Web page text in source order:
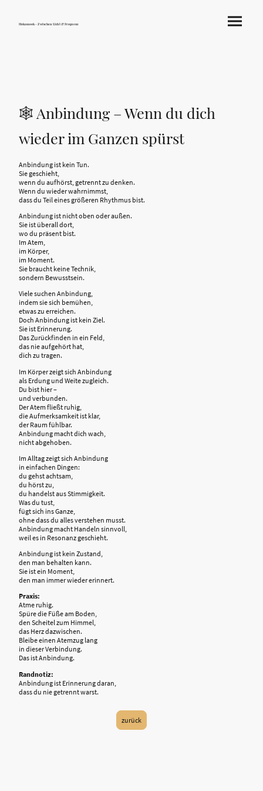
Hokamook - Zwischen Licht & Frequenz
🕸️ Anbindung – Wenn du dich
wieder im Ganzen spürst
Anbindung ist kein Tun.
Sie geschieht,
wenn du aufhörst, getrennt zu denken.
Wenn du wieder wahrnimmst,
dass du Teil eines größeren Rhythmus bist.
Anbindung ist nicht oben oder außen.
Sie ist überall dort,
wo du präsent bist.
Im Atem,
im Körper,
im Moment.
Sie braucht keine Technik,
sondern Bewusstsein.
Viele suchen Anbindung,
indem sie sich bemühen,
etwas zu erreichen.
Doch Anbindung ist kein Ziel.
Sie ist Erinnerung.
Das Zurückfinden in ein Feld,
das nie aufgehört hat,
dich zu tragen.
Im Körper zeigt sich Anbindung
als Erdung und Weite zugleich.
Du bist hier –
und verbunden.
Der Atem fließt ruhig,
die Aufmerksamkeit ist klar,
der Raum fühlbar.
Anbindung macht dich wach,
nicht abgehoben.
Im Alltag zeigt sich Anbindung
in einfachen Dingen:
du gehst achtsam,
du hörst zu,
du handelst aus Stimmigkeit.
Was du tust,
fügt sich ins Ganze,
ohne dass du alles verstehen musst.
Anbindung macht Handeln sinnvoll,
weil es in Resonanz geschieht.
Anbindung ist kein Zustand,
den man behalten kann.
Sie ist ein Moment,
den man immer wieder erinnert.
Praxis:
Atme ruhig.
Spüre die Füße am Boden,
den Scheitel zum Himmel,
das Herz dazwischen.
Bleibe einen Atemzug lang
in dieser Verbindung.
Das ist Anbindung.
Randnotiz:
Anbindung ist Erinnerung daran,
dass du nie getrennt warst.
zurück